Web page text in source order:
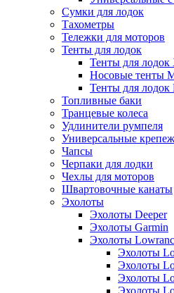
Сумки для лодок
Тахометры
Тележки для моторов
Тенты для лодок
Тенты для лодок
Носовые тенты
Тенты для лодок
Топливные баки
Транцевые колеса
Удлинители румпеля
Универсальные
Чапсы
Черпаки для лодки
Чехлы для моторов
Швартовочные канаты
Эхолоты
Эхолоты Deeper
Эхолоты Garmin
Эхолоты
Эхолоты
Эхолоты
Эхолоты
Эхолоты